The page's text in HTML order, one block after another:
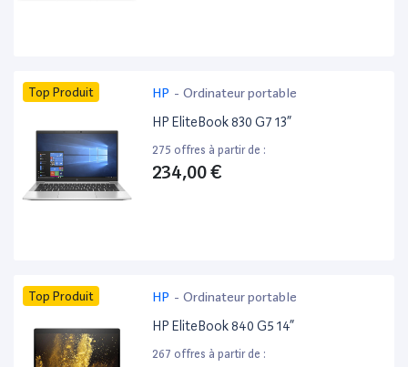
Top Produit HP - Ordinateur portable
HP EliteBook 830 G7 13”
275 offres à partir de :
234,00 €
Top Produit HP - Ordinateur portable
HP EliteBook 840 G5 14”
267 offres à partir de :